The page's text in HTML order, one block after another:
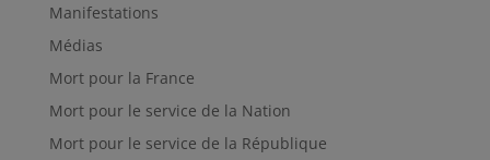
Manifestations
Médias
Mort pour la France
Mort pour le service de la Nation
Mort pour le service de la République